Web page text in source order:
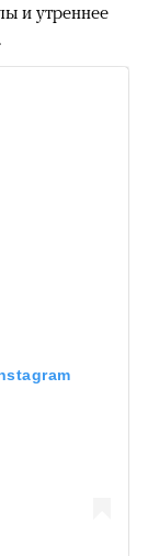
и утреннее